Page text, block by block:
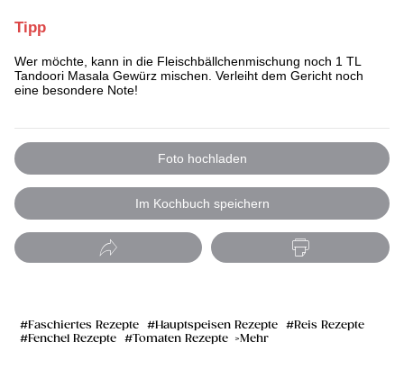
Tipp
Wer möchte, kann in die Fleischbällchenmischung noch 1 TL
Tandoori Masala Gewürz mischen. Verleiht dem Gericht noch
eine besondere Note!
Foto hochladen
Im Kochbuch speichern
Faschiertes Rezepte Hauptspeisen Rezepte
Reis Rezepte
Fenchel Rezepte
Tomaten Rezepte Mehr